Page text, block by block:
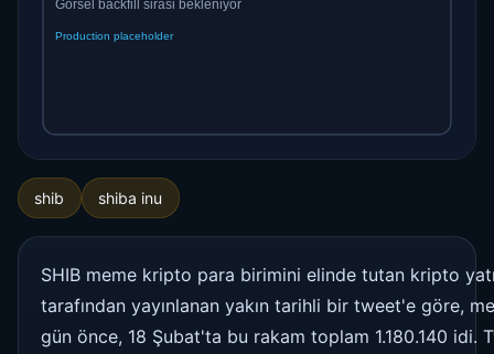
shib shiba inu
SHIB meme kripto para birimini elinde tutan kripto
tarafından yayınlanan yakın tarihli bir tweet'e göre,
gün önce, 18 Şubat'ta bu rakam toplam 1.180.140 idi.